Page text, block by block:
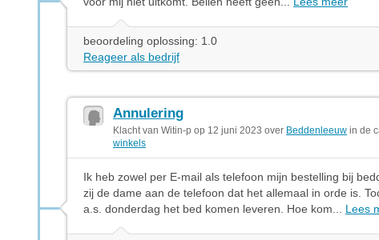
beoordeling oplossing: 1.0
Reageer als bedrijf
Annulering
Klacht van Witin-p op 12 juni 2023 over Beddenleeuw in de
winkels
Ik heb zowel per E-mail als telefoon mijn bestelling bij
zij de dame aan de telefoon dat het allemaal in orde is.
a.s. donderdag het bed komen leveren. Hoe kom... Lees